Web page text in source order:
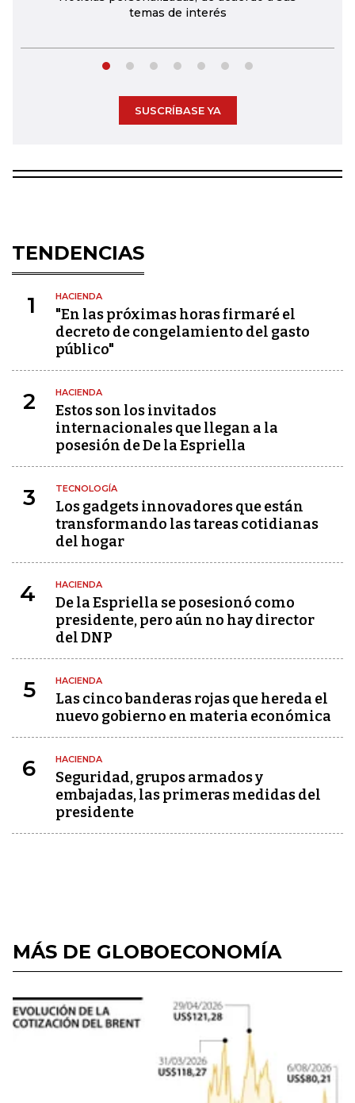
temas de interés
SUSCRÍBASE YA
TENDENCIAS
1 HACIENDA
"En las próximas horas firmaré el
decreto de congelamiento del gasto
público"
2 HACIENDA
Estos son los invitados
internacionales que llegan a la
posesión de De la Espriella
3 TECNOLOGÍA
Los gadgets innovadores que están
transformando las tareas cotidianas
del hogar
4 HACIENDA
De la Espriella se posesionó como
presidente, pero aún no hay director
del DNP
5 HACIENDA
Las cinco banderas rojas que hereda el
nuevo gobierno en materia económica
6 HACIENDA
Seguridad, grupos armados y
embajadas, las primeras medidas del
presidente
MÁS DE GLOBOECONOMÍA